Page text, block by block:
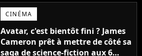
CINÉMA
Avatar, c'est bientôt fini ? James
Cameron prêt à mettre de côté sa
saga de science-fiction aux 6